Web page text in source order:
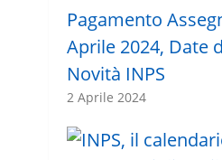
Pagamento
Aprile 2024, Date
Novità INPS
2 Aprile 2024